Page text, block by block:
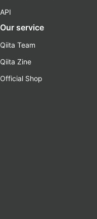
API
Our service
Qiita Team
Qiita Zine
Official Shop